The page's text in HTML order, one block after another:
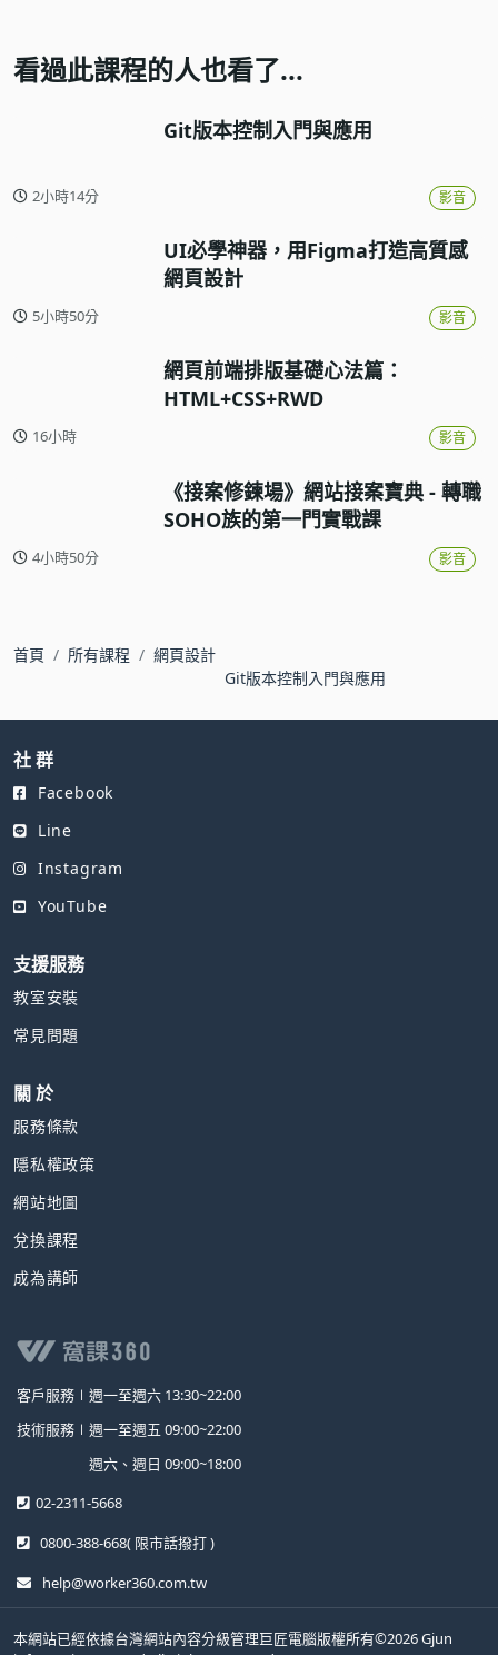
看過此課程的人也看了...
Git版本控制入門與應用
2小時14分 影音
UI必學神器，用Figma打造高質感
網頁設計
5小時50分 影音
網頁前端排版基礎心法篇：
HTML+CSS+RWD
16小時 影音
《接案修鍊場》網站接案寶典 - 轉職
SOHO族的第一門實戰課
4小時50分 影音
首頁 所有課程
網頁設計
Git版本控制入門與應用
社 群
Facebook
Line
Instagram
YouTube
支援服務
教室安裝
常見問題
關 於
服務條款
隱私權政策
網站地圖
兌換課程
成為講師
客戶服務∣ 週一至週六 13:30~22:00
技術服務∣ 週一至週五 09:00~22:00
週六、週日 09:00~18:00
02-2311-5668
0800-388-668( 限市話撥打 )
help@worker360.com.tw
本網站已經依據台灣網站內容分級管理巨匠電腦版權所有©2026 Gjun